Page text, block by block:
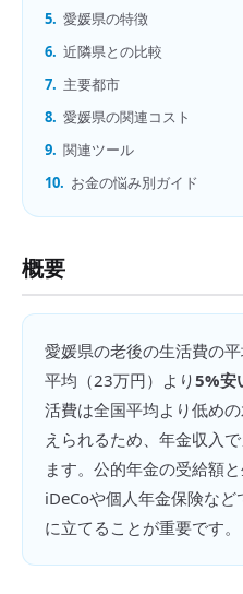
5. 愛媛県の特徴
6. 近隣県との比較
7. 主要都市
8. 愛媛県の関連コスト
9. 関連ツール
10. お金の悩み別ガイド
概要
愛媛県の老後の生活費の
平均（23万円）より5%安
活費は全国平均より低め
えられるため、年金収入
ます。公的年金の受給額
iDeCoや個人年金保険な
に立てることが重要です。